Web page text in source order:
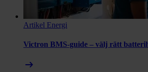
Artikel Energi
Victron BMS-guide – välj rätt
arrow_right_alt